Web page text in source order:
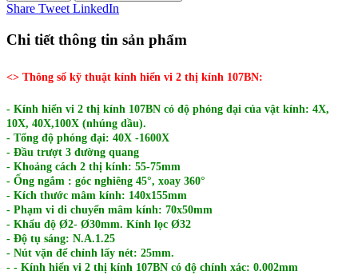
Share Tweet LinkedIn
Chi tiết thông tin sản phẩm
<> Thông số kỹ thuật kính hiển vi 2 thị kính 107BN:
- Kính hiển vi 2 thị kính 107BN có độ phóng đại của vật kính: 4X,
10X, 40X,100X (nhúng dầu).
- Tổng độ phóng đại: 40X -1600X
- Đầu trượt 3 đường quang
- Khoảng cách 2 thị kính: 55-75mm
- Ống ngắm : góc nghiêng 45°, xoay 360°
- Kích thước mâm kính: 140x155mm
- Phạm vi di chuyển mâm kính: 70x50mm
- Khẩu độ Ø2- Ø30mm. Kính lọc Ø32
- Độ tụ sáng: N.A.1.25
- Nút vặn để chỉnh lấy nét: 25mm.
- - Kính hiển vi 2 thị kính 107BN có độ chính xác: 0.002mm